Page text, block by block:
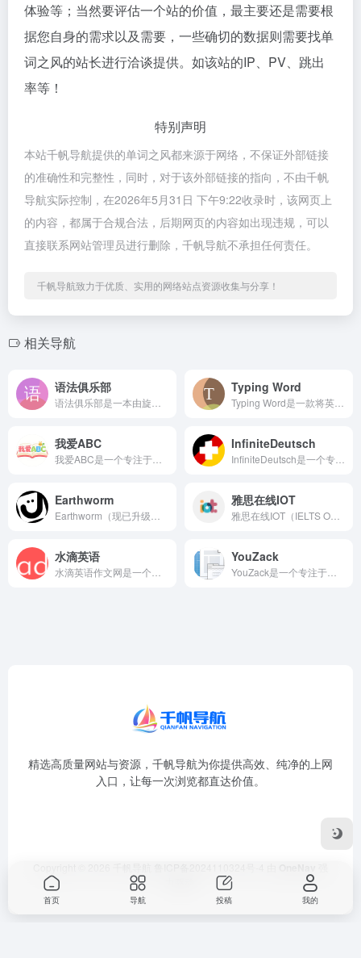
体验等；当然要评估一个站的价值，最主要还是需要根
据您自身的需求以及需要，一些确切的数据则需要找单
词之风的站长进行洽谈提供。如该站的IP、PV、跳出
率等！
特别声明
本站千帆导航提供的单词之风都来源于网络，不保证外部链接
的准确性和完整性，同时，对于该外部链接的指向，不由千帆
导航实际控制，在2026年5月31日 下午9:22收录时，该网页上
的内容，都属于合规合法，后期网页的内容如出现违规，可以
直接联系网站管理员进行删除，千帆导航不承担任何责任。
千帆导航致力于优质、实用的网络站点资源收集与分享！
相关导航
语法俱乐部 Typing Word
我爱ABC InfiniteDeutsch
Earthworm 雅思在线IOT
水滴英语 YouZack
精选高质量网站与资源，千帆导航为你提供高效、纯净的上网
入口，让每一次浏览都直达价值。
首页 导航 投稿 我的